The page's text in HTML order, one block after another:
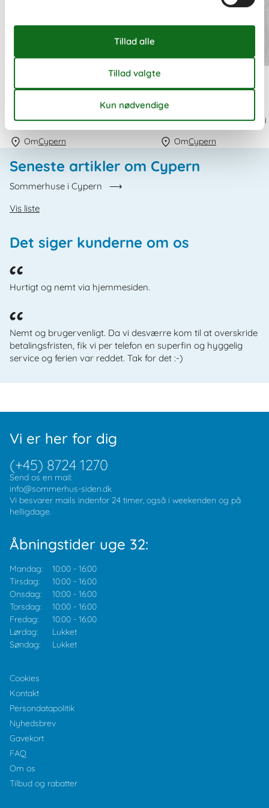
ferie på cypern i november
Stort udvalg af ferieboliger i november
OmCypern
ferie cypern april
Stort udvalg af ferieboliger i
OmCypern
Seneste artikler om Cypern
Sommerhuse i Cypern
Vis liste
Det siger kunderne om os
Hurtigt og nemt via hjemmesiden.
Nemt og brugervenligt. Da vi desværre kom til at overskride
betalingsfristen, fik vi per telefon en superfin og hyggelig
service og ferien var reddet. Tak for det :-)
Vi er her for dig
(+45) 8724 1270
Send os en mail:
info@sommerhus-siden.dk
Vi besvarer mails indenfor 24 timer, også i weekenden og på
helligdage.
Åbningstider uge 32:
Mandag: 10:00 - 16:00
Tirsdag:
10:00 - 16:00
Onsdag:
10:00 - 16:00
Torsdag:
10:00 - 16:00
Fredag:
10:00 - 16:00
Lørdag:
Lukket
Søndag:
Lukket
Cookies
Kontakt
Persondatapolitik
Nyhedsbrev
Gavekort
FAQ
Om os
Tilbud og rabatter